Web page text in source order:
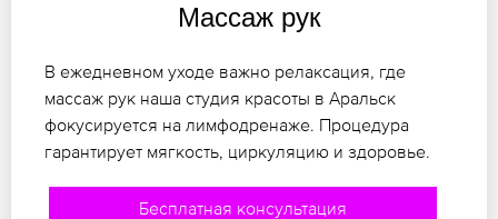
Массаж рук
В ежедневном уходе важно релаксация, где
массаж рук наша студия красоты в Аральск
фокусируется на лимфодренаже. Процедура
гарантирует мягкость, циркуляцию и здоровье.
Бесплатная консультация